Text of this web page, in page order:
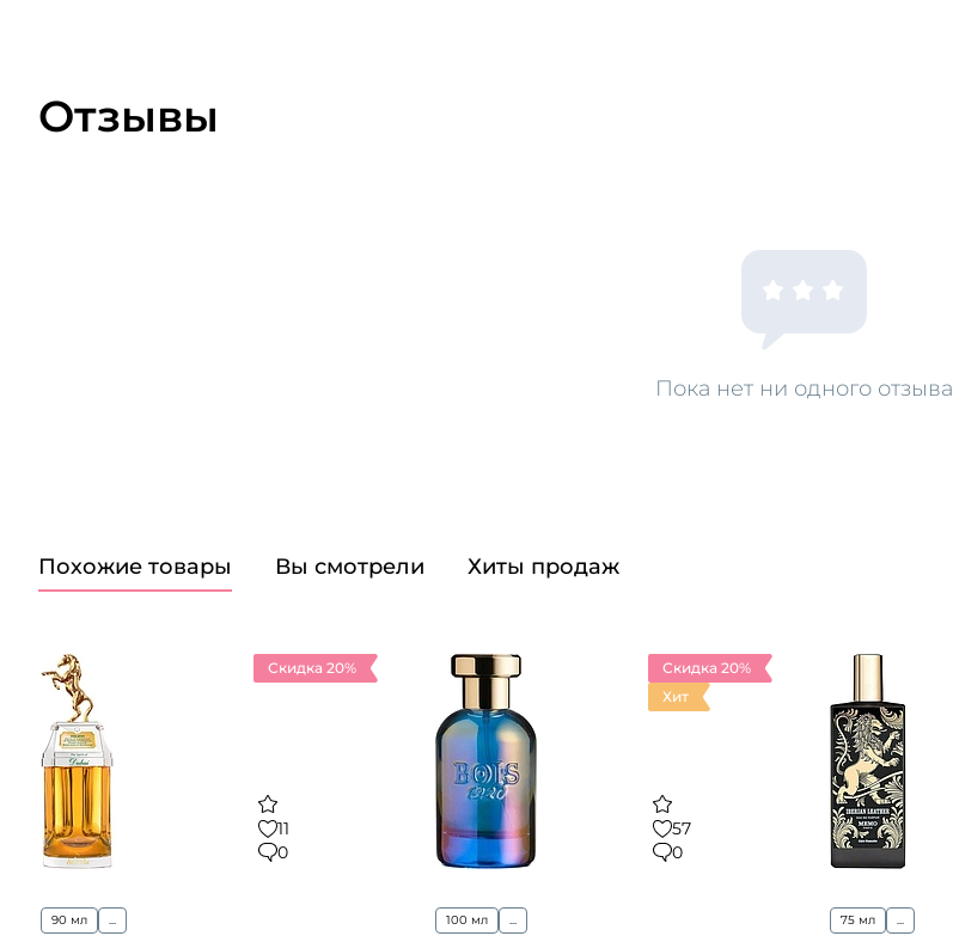
Отзывы
Пока нет ни одного отзыва
Похожие товары Вы смотрели Хиты продаж
Скидка 20%
11
0
90 мл ...
Скидка 20%
Хит
57
0
100 мл ... 75 мл ...